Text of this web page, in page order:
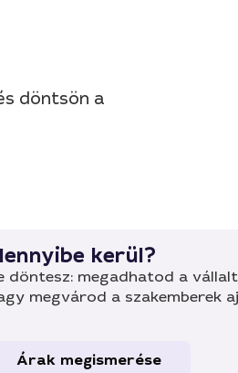
döntsön a
kerül?
döntesz: megadhatod a
megvárod a szakemberek
Árak megismerése